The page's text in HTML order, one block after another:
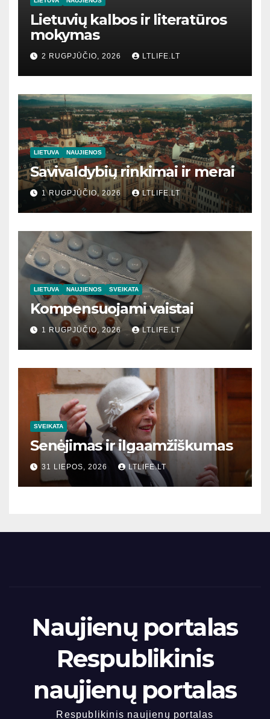
Lietuvių kalbos ir literatūros
mokymas
2 RUGPJŪČIO, 2026 LTLIFE.LT
LIETUVA NAUJIENOS
Savivaldybių rinkimai ir merai
1 RUGPJŪČIO, 2026 LTLIFE.LT
LIETUVA NAUJIENOS SVEIKATA
Kompensuojami vaistai
1 RUGPJŪČIO, 2026 LTLIFE.LT
SVEIKATA
Senėjimas ir ilgaamžiškumas
31 LIEPOS, 2026 LTLIFE.LT
Naujienų portalas
Respublikinis
naujienų portalas
Respublikinis naujienų portalas